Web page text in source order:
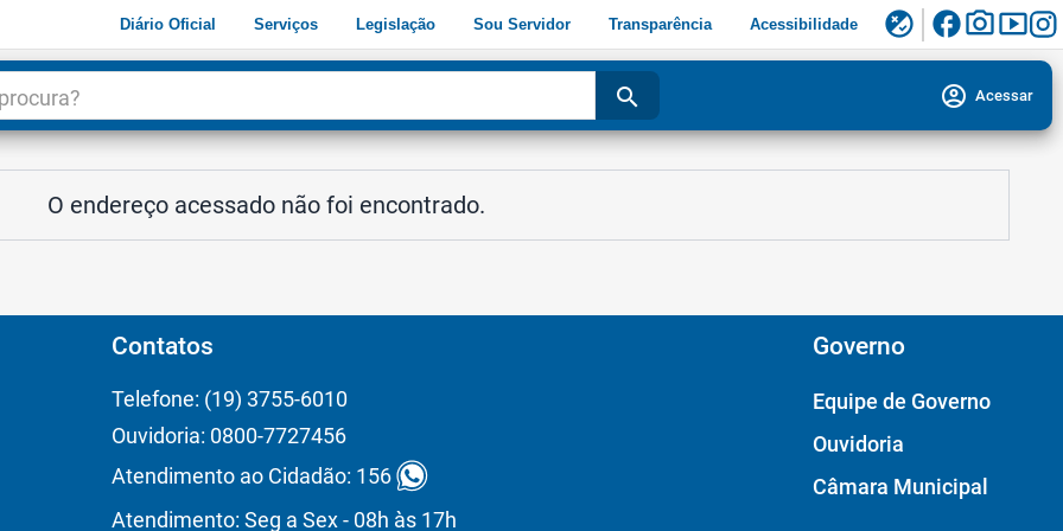
Diário Oficial Serviços Legislação Sou Servidor Transparência Acessibilidade flaky facebookphoto_camerasmart_display
search account_circle Acessar
O endereço acessado não foi encontrado.
Contatos
Telefone: (19) 3755-6010
Ouvidoria: 0800-7727456
Atendimento ao Cidadão: 156
Atendimento: Seg a Sex - 08h às 17h
Governo
Equipe de Governo
Ouvidoria
Câmara Municipal